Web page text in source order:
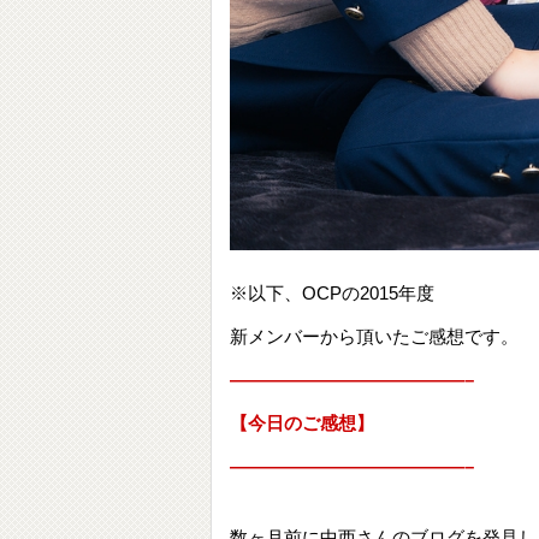
※以下、OCPの2015年度
新メンバーから頂いたご感想です。
—————————————–
【今日のご感想】
—————————————–